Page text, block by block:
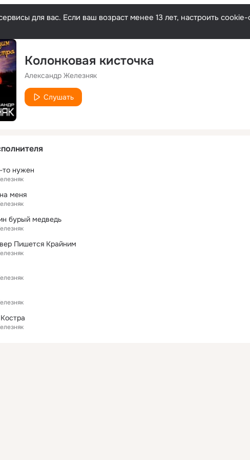
для вас. Если ваш возраст менее 13 лет, настроить
Колонковая кисточка
Александр Железняк
Слушать
то нужен
меня
бурый медведь
Пишется Крайним